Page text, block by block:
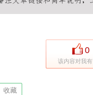
0
该内容对我
收藏